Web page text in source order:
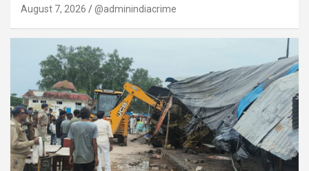
August 7, 2026 @adminindiacrime